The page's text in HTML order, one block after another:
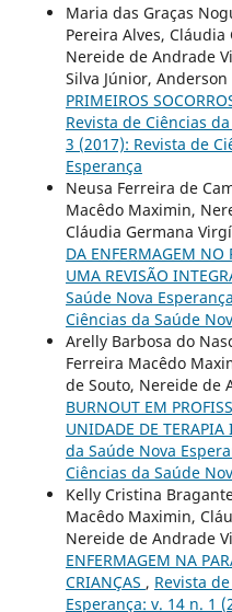
Maria das Graças
Pereira Alves,
Nereide de Andrade
Silva Júnior, Anderson
PRIMEIROS
Revista de Ciências
3 (2017): Revista de
Esperança
Neusa Ferreira de
Macêdo Maximin,
Cláudia Germana
DA ENFERMAGEM
UMA REVISÃO
Saúde Nova
Ciências da Saúde
Arelly Barbosa do
Ferreira Macêdo
de Souto, Nereide de
BURNOUT EM
UNIDADE DE TERAPIA
da Saúde Nova
Ciências da Saúde
Kelly Cristina
Macêdo Maximin,
Nereide de Andrade
ENFERMAGEM NA
CRIANÇAS , Revista
Esperança: v. 14 n. 1